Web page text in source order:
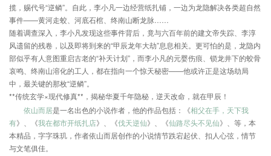
揽，赐代号“逆鳞”。自此，李小凡一边经营纸扎铺，一边为龙隐解决各类超自然
事件——黄河走蛟、河底石棺、终南山断龙脉……
随着调查深入，李小凡发现这些事件背后，竟与六百年前的建文帝失踪、李淳
风遗留的残卷，以及即将到来的“甲辰龙年大劫”息息相关。更可怕的是，龙隐内
部似乎有人意图重启古老的“补天计划”，而李小凡的元婴伤痕、锁龙井下的蛟骨
哀鸣、终南山溶化的工人，都在指向一个惊天秘密——他或许正是这场劫局
中，最关键的那枚“逆鳞”。
**传统玄学×现代修真**，揭秘华夏千年隐秘，逆天改命，就在甲辰！
依山而居是一名出色的小说作者，他的作品包括：《相父在手，天下我
有》、《我在都市开纸扎店》、《伐天逆仙》、《仙路尽头不见仙》、等，本
本精品，字字珠玑，作者依山而居创作的小说情节跌宕起伏、扣人心弦，情节
与文笔俱佳。